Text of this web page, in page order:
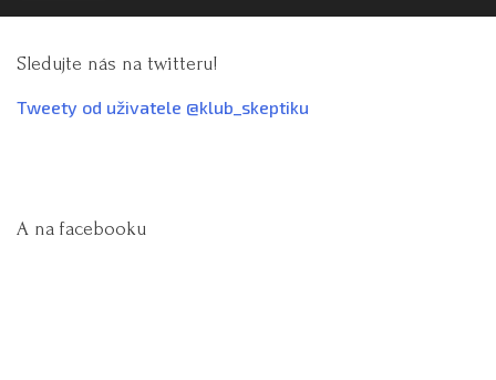
Sledujte nás na twitteru!
Tweety od uživatele @klub_skeptiku
A na facebooku